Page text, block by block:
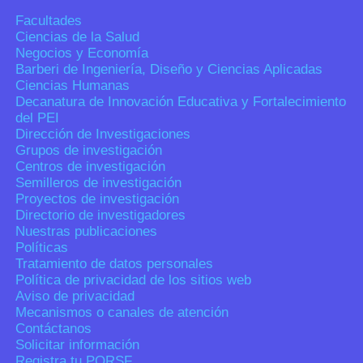
Facultades
Ciencias de la Salud
Negocios y Economía
Barberi de Ingeniería, Diseño y Ciencias Aplicadas
Ciencias Humanas
Decanatura de Innovación Educativa y Fortalecimiento
del PEI
Dirección de Investigaciones
Grupos de investigación
Centros de investigación
Semilleros de investigación
Proyectos de investigación
Directorio de investigadores
Nuestras publicaciones
Políticas
Tratamiento de datos personales
Política de privacidad de los sitios web
Aviso de privacidad
Mecanismos o canales de atención
Contáctanos
Solicitar información